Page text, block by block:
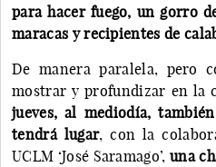
para hacer fuego, un gorro
maracas y recipientes de
De manera paralela, pero
mostrar y profundizar en la
jueves, al mediodía,
tendrá lugar, con la
UCLM ‘José Saramago’,una